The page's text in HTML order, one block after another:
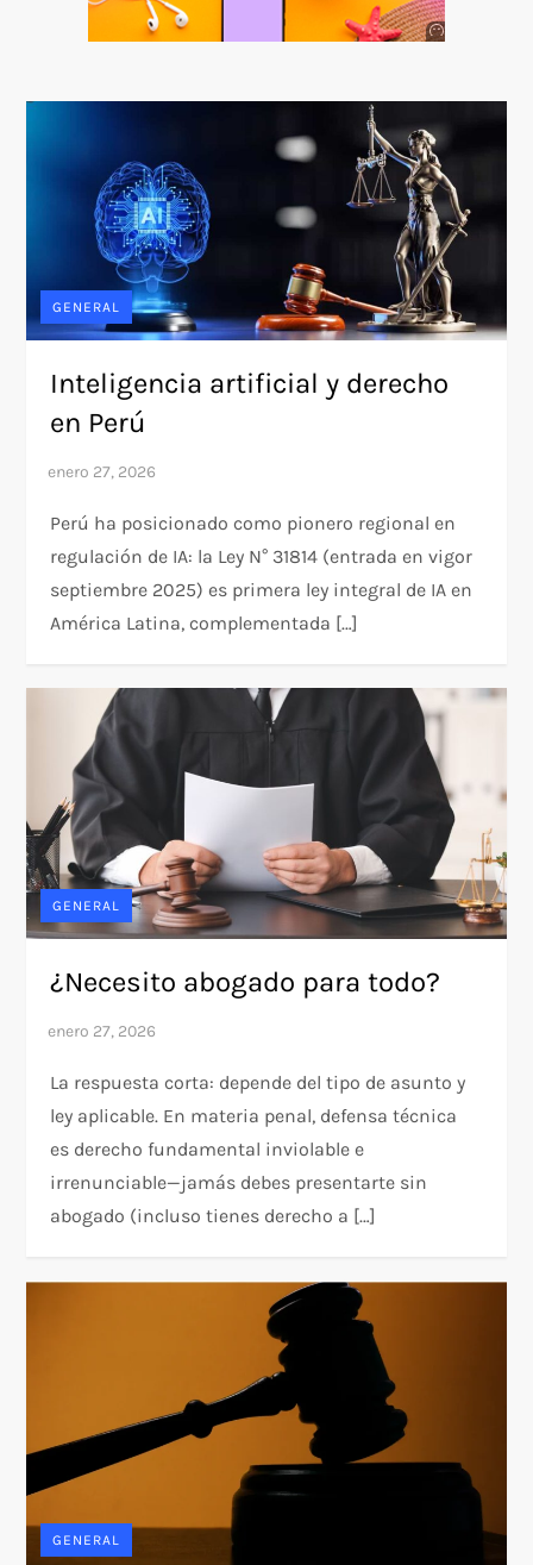
GENERAL
Inteligencia artificial y derecho
en Perú
Perú ha posicionado como pionero regional en
regulación de IA: la Ley N° 31814 (entrada en vigor
septiembre 2025) es primera ley integral de IA en
América Latina, complementada […]
GENERAL
¿Necesito abogado para todo?
La respuesta corta: depende del tipo de asunto y
ley aplicable. En materia penal, defensa técnica
es derecho fundamental inviolable e
irrenunciable—jamás debes presentarte sin
abogado (incluso tienes derecho a […]
GENERAL